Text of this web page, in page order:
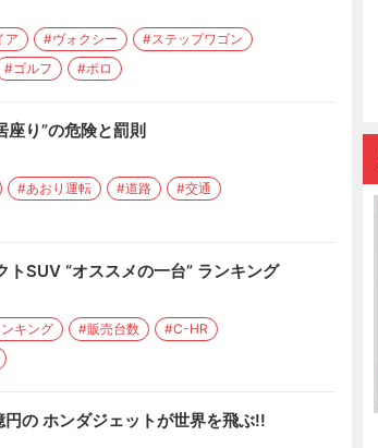
ア #ヴォクシー
#ステップワゴン
#ゴルフ #ポロ
座り”の危険と罰則
#あおり運転 #道路 #交通
トSUV “オススメの一台” ランキング
キング #販売台数
#C-HR
の ホンダジェットが世界を飛ぶ!!